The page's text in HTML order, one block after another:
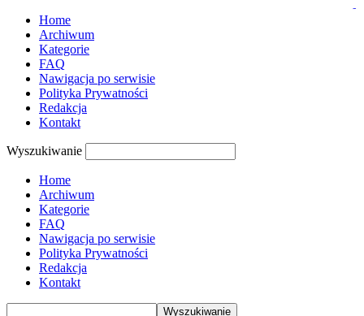
Home
Archiwum
Kategorie
FAQ
Nawigacja po serwisie
Polityka Prywatności
Redakcja
Kontakt
Wyszukiwanie
Home
Archiwum
Kategorie
FAQ
Nawigacja po serwisie
Polityka Prywatności
Redakcja
Kontakt